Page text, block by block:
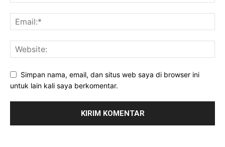
Simpan nama, email, dan situs web saya di browser ini
untuk lain kali saya berkomentar.